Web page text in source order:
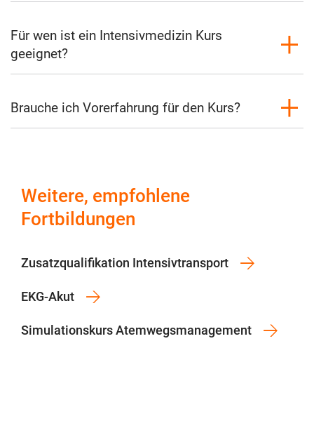
Für wen ist ein Intensivmedizin Kurs
geeignet?
Brauche ich Vorerfahrung für den Kurs?
Weitere, empfohlene
Fortbildungen
Zusatzqualifikation Intensivtransport
EKG-Akut
Simulationskurs Atemwegsmanagement